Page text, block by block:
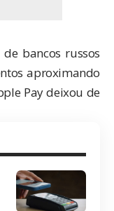
bancos russos
aproximando
Paydeixou de